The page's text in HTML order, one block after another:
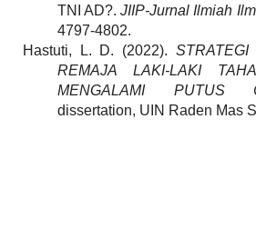
TNI AD?.JIIP-Jurnal Ilmiah
4797-4802.
Hastuti, L. D.
(2022). STRATEGI
REMAJA LAKI-LAKI
MENGALAMI PUTUS
dissertation, UIN Raden Mas